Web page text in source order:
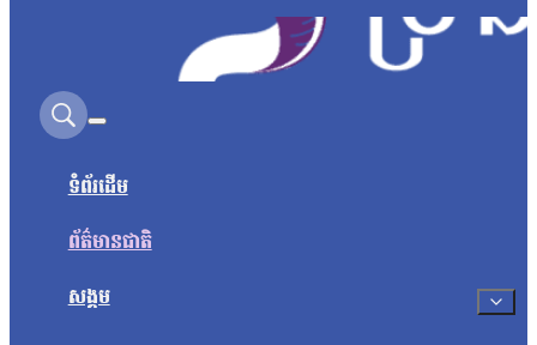
Search on this site
ទំព័រដើម
ព័ត៌មានជាតិ
សង្គម